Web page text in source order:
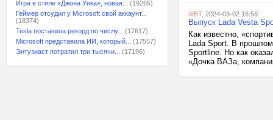
Игра в стиле «Джона Уика», новая...
(19265)
Геймер отсудил у Microsoft свой аккаунт...
(18374)
Tesla поставила рекорд по числу...
(17617)
Microsoft представила ИИ, который...
(17557)
Энтузиаст потратил три тысячи...
(17196)
iXBT, 2024-03-02 16:56
Выпуск Lada Vesta
Как известно,
Lada Sport. В
Sportline. Но как
«Дочка ВАЗа,